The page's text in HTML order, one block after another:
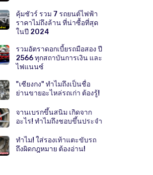
คุ้มชัวร์ รวม 7 รถยนต์ไฟฟ้า
ราคาไม่ถึงล้าน ที่น่าซื้อที่สุด
ในปี 2024
รวมอัตราดอกเบี้ยรถมือสอง ปี
2566 ทุกสถาบันการเงิน และ
ไฟแนนซ์
"เซียงกง" ทำไมถึงเป็นชื่อ
ย่านขายอะไหล่รถเก่า ต้องรู้!
จานเบรกขึ้นสนิม เกิดจาก
อะไร! ทำไมถึงชอบขึ้นประจำ
ทำไม! ใส่รองเท้าแตะขับรถ
ถึงผิดกฎหมาย ต้องอ่าน!